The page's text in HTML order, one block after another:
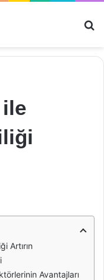
Artırın
Avantajları